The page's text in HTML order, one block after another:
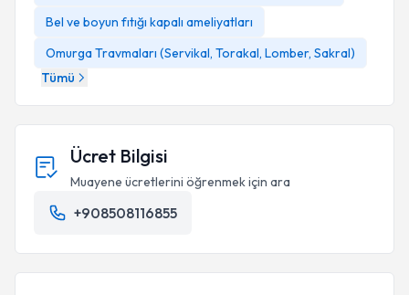
Bel ve boyun fıtığı kapalı ameliyatları
Omurga Travmaları (Servikal, Torakal, Lomber, Sakral)
Tümü
Ücret Bilgisi
Muayene ücretlerini öğrenmek için ara
+908508116855